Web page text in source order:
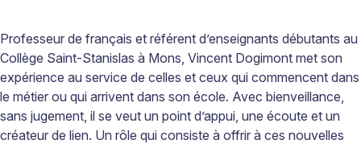
Professeur de français et référent d’enseignants débutants au
Collège Saint-Stanislas à Mons, Vincent Dogimont met son
expérience au service de celles et ceux qui commencent dans
le métier ou qui arrivent dans son école. Avec bienveillance,
sans jugement, il se veut un point d’appui, une écoute et un
créateur de lien. Un rôle qui consiste à offrir à ces nouvelles